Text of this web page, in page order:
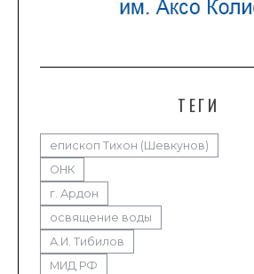
ТЕГИ
епископ Тихон (Шевкунов)
ОНК
г. Ардон
освящение воды
А.И. Тибилов
МИД РФ